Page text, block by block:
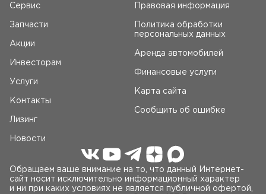
Сервис
Запчасти
Акции
Инвесторам
Услуги
Контакты
Лизинг
Новости
Правовая информация
Политика обработки
персональных данных
Аренда автомобилей
Финансовые услуги
Карта сайта
Сообщить об ошибке
Обращаем ваше внимание на то, что данный Интернет-
сайт носит исключительно информационный характер
и ни при каких условиях не является публичной офертой,